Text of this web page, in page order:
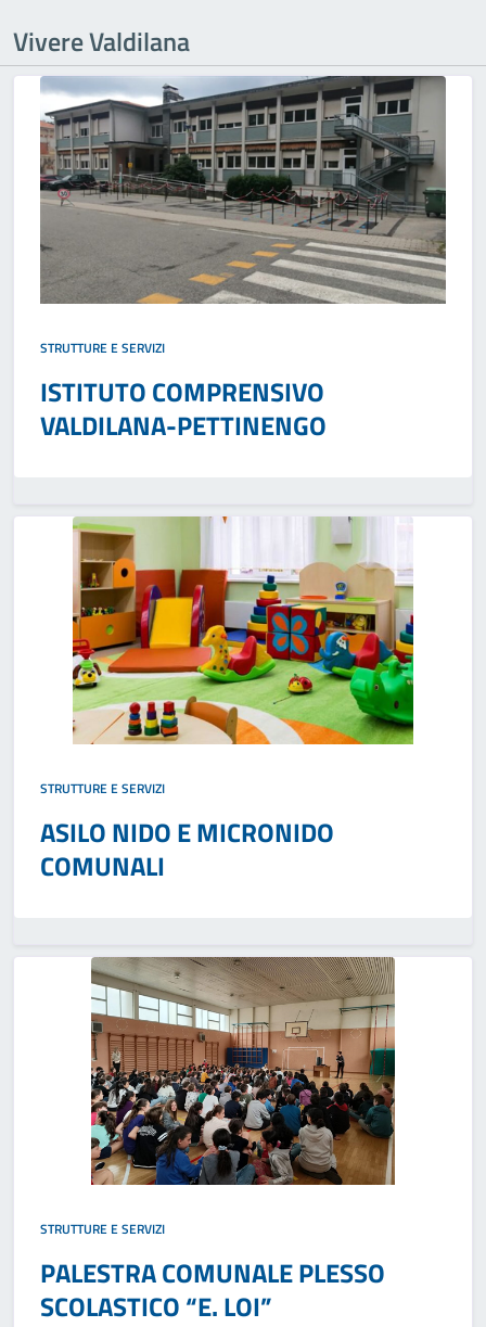
Vivere Valdilana
STRUTTURE E SERVIZI
ISTITUTO COMPRENSIVO
VALDILANA-PETTINENGO
STRUTTURE E SERVIZI
ASILO NIDO E MICRONIDO
COMUNALI
STRUTTURE E SERVIZI
PALESTRA COMUNALE PLESSO
SCOLASTICO “E. LOI”